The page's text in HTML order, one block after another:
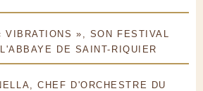
», SON FESTIVAL
DE SAINT-RIQUIER
CHEF D'ORCHESTRE DU